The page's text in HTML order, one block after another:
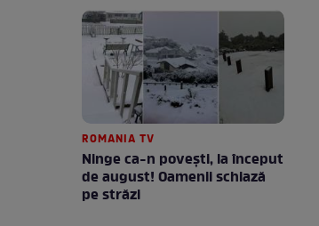
ROMANIA TV
Ninge ca-n povești, la început
de august! Oamenii schiază
pe străzi